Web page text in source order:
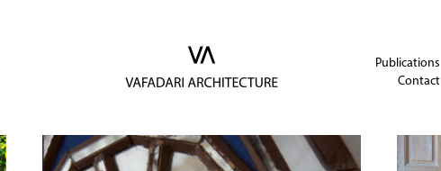
Publications
Contact